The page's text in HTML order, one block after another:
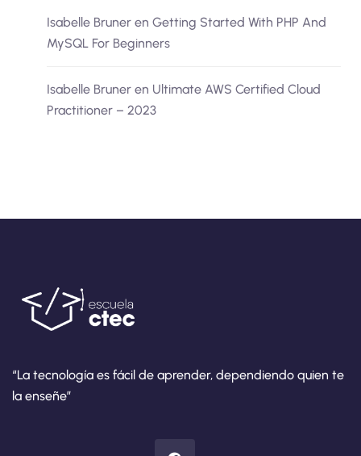
Isabelle Bruner en Getting Started With PHP And
MySQL For Beginners
Isabelle Bruner en Ultimate AWS Certified Cloud
Practitioner – 2023
“La tecnología es fácil de aprender, dependiendo quien te
la enseñe”